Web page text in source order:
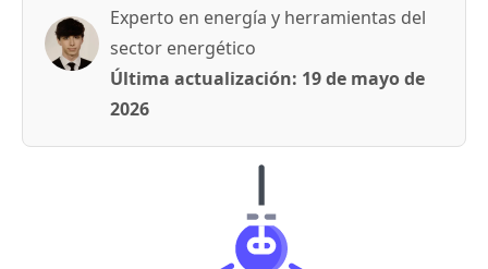
Experto en energía y herramientas del
sector energético
Última actualización: 19 de mayo de
2026